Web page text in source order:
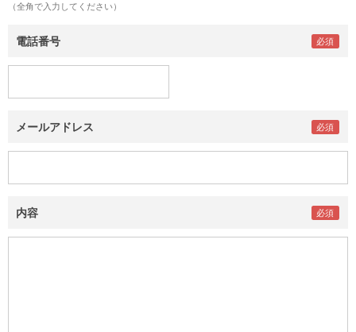
（全角で入力してください）
電話番号
メールアドレス
内容